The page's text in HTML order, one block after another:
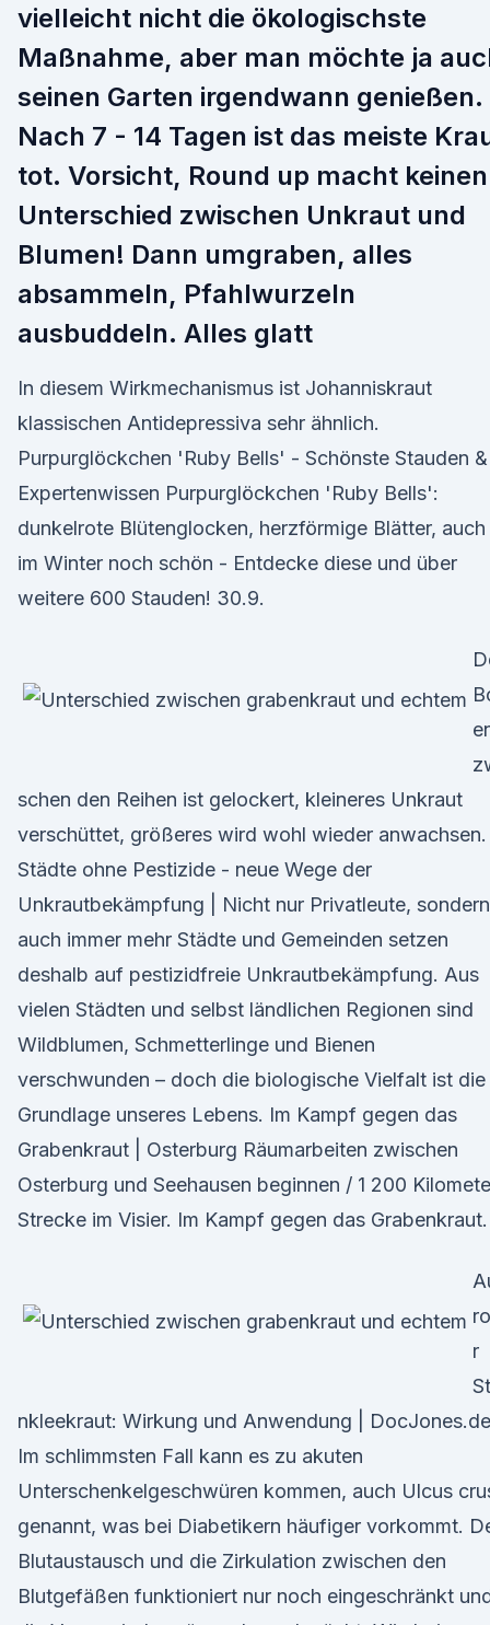
vielleicht nicht die ökologischste
Maßnahme, aber man möchte ja
seinen Garten irgendwann genießen.
Nach 7 - 14 Tagen ist das meiste
tot. Vorsicht, Round up macht keinen
Unterschied zwischen Unkraut und
Blumen! Dann umgraben, alles
absammeln, Pfahlwurzeln
ausbuddeln. Alles glatt
In diesem Wirkmechanismus ist Johanniskraut
klassischen Antidepressiva sehr ähnlich.
Purpurglöckchen 'Ruby Bells' - Schönste Stauden &
Expertenwissen Purpurglöckchen 'Ruby Bells':
dunkelrote Blütenglocken, herzförmige Blätter, auch
im Winter noch schön - Entdecke diese und über
weitere 600 Stauden! 30.9.
schen den Reihen ist gelockert, kleineres Unkraut
verschüttet, größeres wird wohl wieder anwachsen.
Städte ohne Pestizide - neue Wege der
Unkrautbekämpfung | Nicht nur Privatleute, sondern
auch immer mehr Städte und Gemeinden setzen
deshalb auf pestizidfreie Unkrautbekämpfung. Aus
vielen Städten und selbst ländlichen Regionen sind
Wildblumen, Schmetterlinge und Bienen
verschwunden – doch die biologische Vielfalt ist die
Grundlage unseres Lebens. Im Kampf gegen das
Grabenkraut | Osterburg Räumarbeiten zwischen
Osterburg und Seehausen beginnen / 1 200
Strecke im Visier. Im Kampf gegen das Grabenkraut.
r
nkleekraut: Wirkung und Anwendung | DocJones.de
Im schlimmsten Fall kann es zu akuten
Unterschenkelgeschwüren kommen, auch Ulcus
genannt, was bei Diabetikern häufiger vorkommt.
Blutaustausch und die Zirkulation zwischen den
Blutgefäßen funktioniert nur noch eingeschränkt